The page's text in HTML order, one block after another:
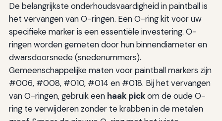
De belangrijkste onderhoudsvaardigheid in paintball is
het vervangen van O-ringen. Een O-ring kit voor uw
specifieke marker is een essentiële investering. O-
ringen worden gemeten door hun binnendiameter en
dwarsdoorsnede (snedenummers).
Gemeenschappelijke maten voor paintball markers zijn
#006, #008, #010, #014 en #018. Bij het vervangen
van O-ringen, gebruik een haak pickom de oude O-
ring te verwijderen zonder te krabben in de metalen